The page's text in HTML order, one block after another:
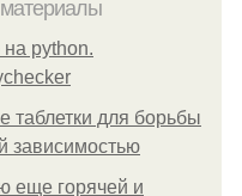
на python.
для борьбы
зависимостью
еще горячей и